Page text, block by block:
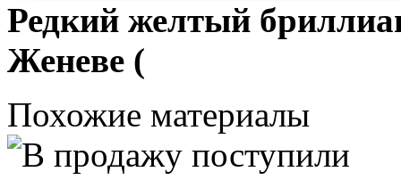
Редкий желтый
Женеве (
Похожие материалы